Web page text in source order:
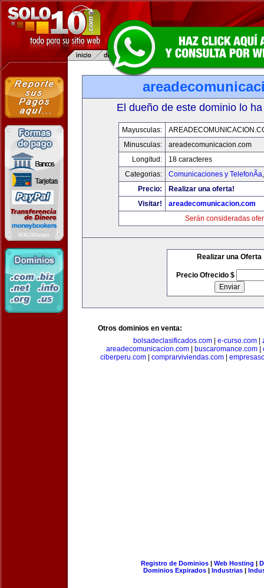
El dueño de este dominio lo
Mayusculas:
Minusculas:
areadecomunicacion.com
Longitud:
18 caracteres
Categorias:
Comunicaciones y TelefonÃ­a
Precio:
Realizar una oferta!
Visitar!
areadecomunicacion.com
Serán consideradas
Realizar una Oferta
Precio Ofrecido $
Otros dominios en venta:
bolsadeclasificados.com
e-curso.com
areadecomunicacion.com| buscaromance.com|
ciberperu.com
comprarviviendas.com
Registro de Dominios| Web Hosting |
Dominios Expirados | Industrias |